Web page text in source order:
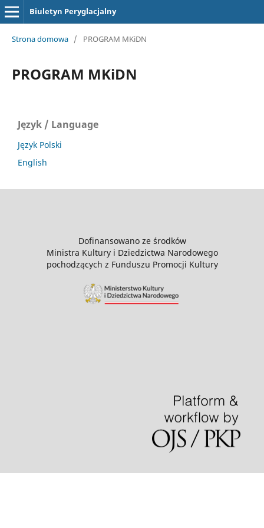
Biuletyn Peryglacjalny
Strona domowa / PROGRAM MKiDN
PROGRAM MKiDN
Język / Language
Język Polski
English
Dofinansowano ze środków
Ministra Kultury i Dziedzictwa Narodowego
pochodzących z Funduszu Promocji Kultury